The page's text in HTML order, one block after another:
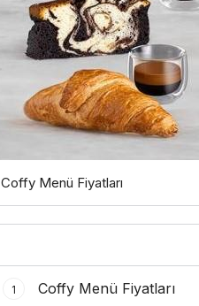
Coffy Menü Fiyatları
1 Coffy Menü Fiyatları